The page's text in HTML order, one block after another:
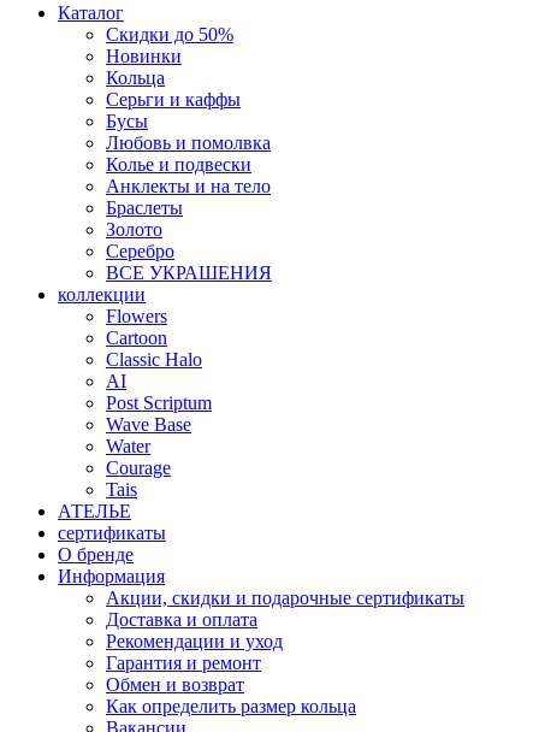
Каталог
Скидки до 50%
Новинки
Кольца
Серьги и каффы
Бусы
Любовь и помолвка
Колье и подвески
Анклекты и на тело
Браслеты
Золото
Серебро
ВСЕ УКРАШЕНИЯ
коллекции
Flowers
Cartoon
Classic Halo
AI
Post Scriptum
Wave Base
Water
Courage
Tais
АТЕЛЬЕ
сертификаты
О бренде
Информация
Акции, скидки и подарочные сертификаты
Доставка и оплата
Рекомендации и уход
Гарантия и ремонт
Обмен и возврат
Как определить размер кольца
Вакансии